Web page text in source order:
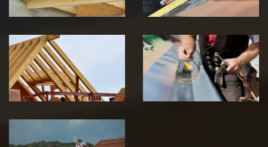
Traitement de
charpente 39
Jura
Travaux de
zinguerie 39
Jura
Urgence fuite
de toiture 39